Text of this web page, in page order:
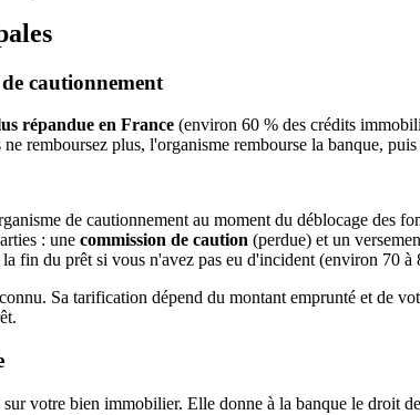
cautionnement
répandue en France (environ 60 % des crédits
remboursez plus, l'organisme rembourse la banque,
de cautionnement au moment du déblocage des
: une commission de caution (perdue) et un
fin du prêt si vous n'avez pas eu d'incident (environ 70
Sa tarification dépend du montant emprunté et de
votre bien immobilier. Elle donne à la banque le droit de